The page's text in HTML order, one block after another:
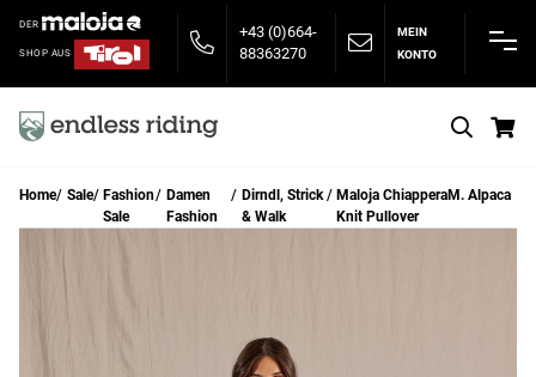
DER
SHOP AUS
+43 (0)664-
88363270
MEIN
KONTO
Home Sale
Fashion
Sale
Damen
Fashion
Dirndl, Strick
& Walk
Maloja ChiapperaM. Alpaca
Knit Pullover